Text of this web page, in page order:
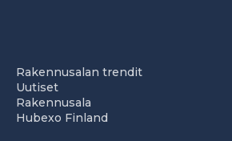
Rakennusalan trendit
Uutiset
Rakennusala
Hubexo Finland